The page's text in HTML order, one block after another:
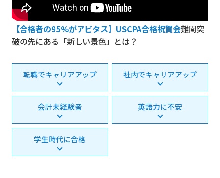
【合格者の95%がアビタス】USCPA合格祝賀会難関突
破の先にある「新しい景色」とは？
転職でキャリアアップ 社内でキャリアアップ
会計未経験者 英語力に不安
学生時代に合格